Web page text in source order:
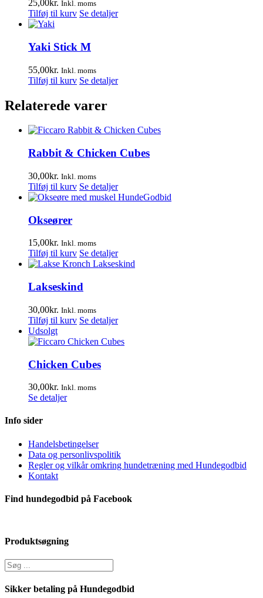
25,00kr. Inkl. moms
Tilføj til kurv Se detaljer
Yaki Stick M
55,00kr. Inkl. moms
Tilføj til kurv Se detaljer
Relaterede varer
Rabbit & Chicken Cubes
30,00kr. Inkl. moms
Tilføj til kurv Se detaljer
Okseører
15,00kr. Inkl. moms
Tilføj til kurv Se detaljer
Lakseskind
30,00kr. Inkl. moms
Tilføj til kurv Se detaljer
Udsolgt
Chicken Cubes
30,00kr. Inkl. moms
Se detaljer
Info sider
Handelsbetingelser
Data og personlivspolitik
Regler og vilkår omkring hundetræning med Hundegodbid
Kontakt
Find hundegodbid på Facebook
Produktsøgning
Sikker betaling på Hundegodbid